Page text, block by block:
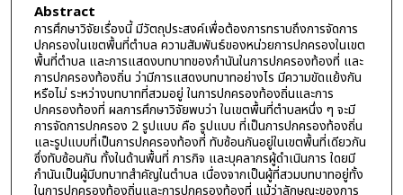
Abstract
การศึกษาวิจัยเรื่องนี้ มีวัตถุประสงค์เพื่อต้องการทราบถึงการจัดการ
ปกครองในเขตพื้นที่ตำบล ความสัมพันธ์ของหน่วยการปกครองในเขต
พื้นที่ตำบล และการแสดงบทบาทของกำนันในการปกครองท้องที่ และ
การปกครองท้องถิ่น ว่ามีการแสดงบทบาทอย่างไร มีความขัดแย้งกัน
หรือไม่ ระหว่างบทบาทที่สวมอยู่ ในการปกครองท้องถิ่นและการ
ปกครองท้องที่ ผลการศึกษาวิจัยพบว่า ในเขตพื้นที่ตำบลหนึ่ง ๆ จะมี
การจัดการปกครอง 2 รูปแบบ คือ รูปแบบ ที่เป็นการปกครองท้องถิ่น
และรูปแบบที่เป็นการปกครองท้องที่ ทับซ้อนกันอยู่ในเขตพื้นที่เดียวกัน
ซึ่งทับซ้อนกัน ทั้งในด้านพื้นที่ ภารกิจ และบุคลากรผู้ดำเนินการ ใดยมี
กำนันเป็นผู้มีบทบาทสำคัญในตำบล เนื่องจากเป็นผู้ที่สวมบทบาทอยู่ทั้ง
ในการปกครองท้องถิ่นและการปกครองท้องที่ แม้ว่าลักษณะของการ